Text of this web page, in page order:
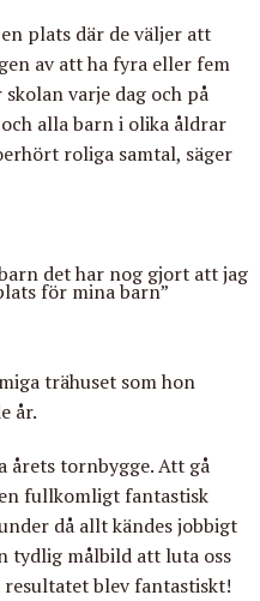
plats där de väljer att
av att ha fyra eller fem
varje dag och på
alla barn i olika åldrar
roliga samtal, säger
det har nog gjort att jag
för mina barn”
trähuset som hon
år.
årets tornbygge. Att gå
fullkomligt fantastisk
då allt kändes jobbigt
tydlig målbild att luta oss
blev fantastiskt!